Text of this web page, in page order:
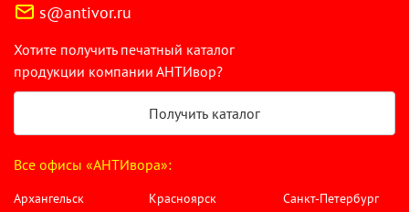
s@antivor.ru
Хотите получить печатный каталог
продукции компании АНТИвор?
Получить каталог
Все офисы «АНТИвора»:
Архангельск
Красноярск
Санкт-Петербург